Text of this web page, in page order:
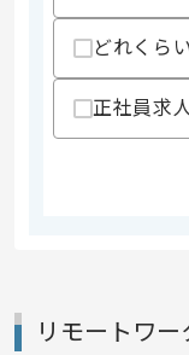
その他募集要項
どれくら
正社員求
リモートワ